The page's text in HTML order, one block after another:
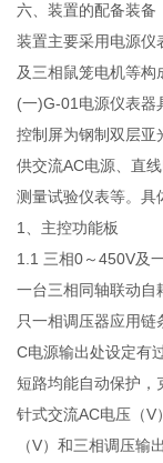
六、装置的配备装备
装置主要采用电源仪
及三相鼠笼电机等构
(一)G-01电源仪表器
控制屏为钢制双层亚
供交流AC电源、直
测量试验仪表等。具
1、主控功能板
1.1 三相0～450V及
一台三相同轴联动自
只一相调压器应用链
C电源输出处设定有
短路均能自动保护
针式交流AC电压（
（V）和三相调压输